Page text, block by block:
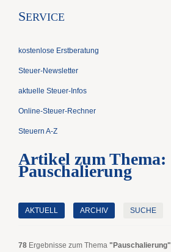
SERVICE
kostenlose Erstberatung
Steuer-Newsletter
aktuelle Steuer-Infos
Online-Steuer-Rechner
Steuern A-Z
Artikel zum Thema:
Pauschalierung
AKTUELL ARCHIV SUCHE
78 Ergebnisse zum Thema "Pauschalierung"